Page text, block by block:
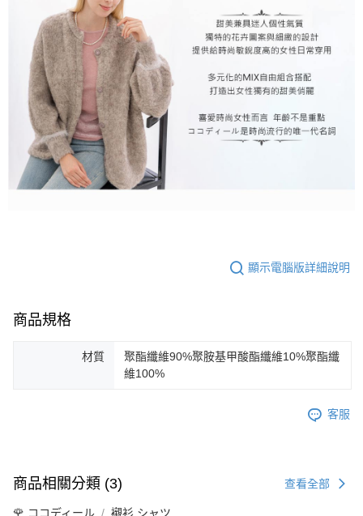
顯示電腦版詳細說明
商品規格
材質
聚酯纖維90%聚胺基甲酸酯纖維10%聚酯纖
維100%
客服
商品相關分類 (3) 查看全部
🌹 ココディール 襯衫 シャツ